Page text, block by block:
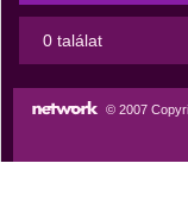
0 találat
© 2007